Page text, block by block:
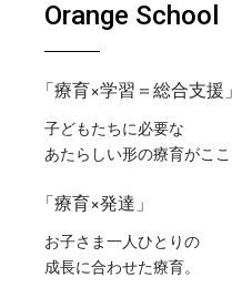
Orange School
「療育×学習＝総合支援」
子どもたちに必要な
あたらしい形の療育がここ
「療育×発達」
お子さま一人ひとりの
成長に合わせた療育。